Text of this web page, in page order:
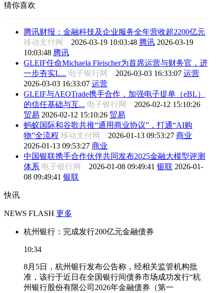
猜你喜欢
腾讯财报：金融科技及企业服务全年营收超2200亿元
移动支付网 2026-03-19 10:03:48 腾讯 2026-03-19
10:03:48 腾讯
GLEIF任命Michaela Fleischer为首席运营与财务官，进
一步夯实L... 电子银行网 2026-03-03 16:33:07 运营
2026-03-03 16:33:07 运营
GLEIF与AEOTrade携手合作，加强电子提单（eBL）
的信任基础与互... 电子银行网 2026-02-12 15:10:26
贸易 2026-02-12 15:10:26 贸易
蚂蚁国际和谷歌共推“通用商业协议”，打通“AI购
物”全流程 移动支付网 2026-01-13 09:53:27 商业
2026-01-13 09:53:27 商业
中国银联携手合作伙伴共同发布2025金融大模型评测
体系 电子银行网 2026-01-08 09:49:41 银联 2026-01-
08 09:49:41 银联
快讯
NEWS FLASH 更多
杭州银行：完成发行200亿元金融债券
10:34
8月5日，杭州银行发布公告称，经相关监管机构批
准，该行于近日在全国银行间债券市场成功发行“杭
州银行股份有限公司2026年金融债券（第一